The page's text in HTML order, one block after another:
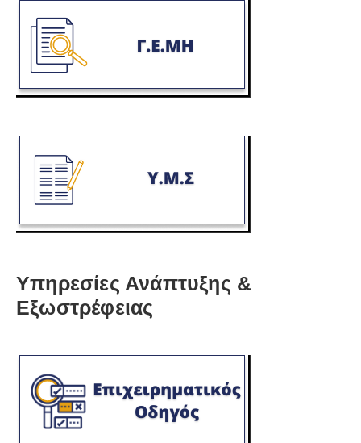
Υπηρεσίες Ανάπτυξης &
Εξωστρέφειας